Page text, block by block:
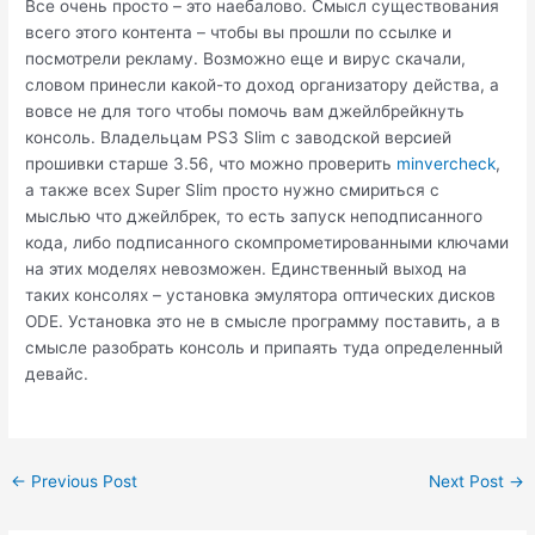
Все очень просто – это наебалово. Смысл существования
всего этого контента – чтобы вы прошли по ссылке и
посмотрели рекламу. Возможно еще и вирус скачали,
словом принесли какой-то доход организатору действа, а
вовсе не для того чтобы помочь вам джейлбрейкнуть
консоль. Владельцам PS3 Slim с заводской версией
прошивки старше 3.56, что можно проверить minvercheck,
а также всех Super Slim просто нужно смириться с
мыслью что джейлбрек, то есть запуск неподписанного
кода, либо подписанного скомпрометированными ключами
на этих моделях невозможен. Единственный выход на
таких консолях – установка эмулятора оптических дисков
ODE. Установка это не в смысле программу поставить, а в
смысле разобрать консоль и припаять туда определенный
девайс.
Post
← Previous Post Next Post →